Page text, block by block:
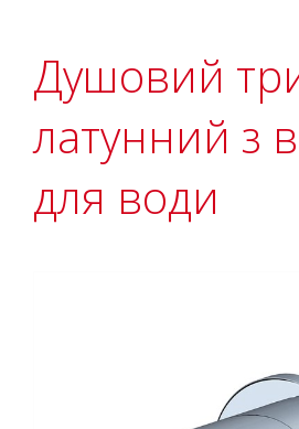
Душовий
латунний з
для води